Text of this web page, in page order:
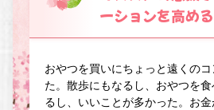
ーションを高め
おやつを買いにちょっと遠くの
た。散歩にもなるし、おやつを
るし、いいことが多かった。お